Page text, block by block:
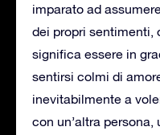
imparato ad
dei propri sentimenti,
significa essere in
sentirsi colmi di
inevitabilmente a
con un’altra